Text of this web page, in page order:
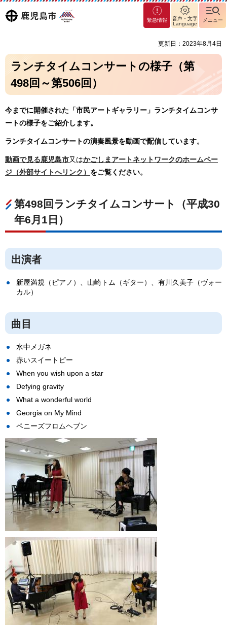
鹿児島
マグ
マシ
緊急情報
音声・文字
Language
メニュー
更新日：2023年8月4日
ランチタイムコンサートの様子（第
498回～第506回）
今までに開催された「市民アートギャラリー」ランチタイムコンサ
ートの様子をご紹介します。
ランチタイムコンサートの演奏風景を動画で配信しています。
動画で見る鹿児島市又はかごしまアートネットワークのホームペー
ジ（外部サイトへリンク） をご覧ください。
第498回ランチタイムコンサート（平成30
年6月1日）
出演者
新屋満規（ピアノ）、山崎トム（ギター）、有川久美子（ヴォー
カル）
曲目
水中メガネ
赤いスイートピー
When you wish upon a star
Defying gravity
What a wonderful world
Georgia on My Mind
ペニーズフロムヘブン